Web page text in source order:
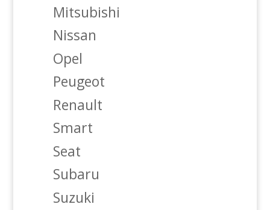
Mitsubishi
Nissan
Opel
Peugeot
Renault
Smart
Seat
Subaru
Suzuki